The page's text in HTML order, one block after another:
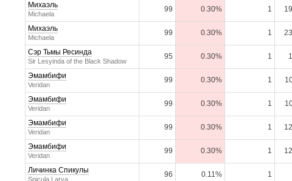
Михаэль
Michaela
99 0.30% 1
Михаэль
Michaela
99 0.30% 1
Сэр Тьмы Ресинда
Sir Lesyinda of the Black Shadow
95 0.30% 1
Эмамбифи
Veridan
99 0.30% 1
Эмамбифи
Veridan
99 0.30% 1
Эмамбифи
Veridan
99 0.30% 1
Эмамбифи
Veridan
99 0.30% 1
Личинка Спикулы
Spicula Larva
96 0.11% 1